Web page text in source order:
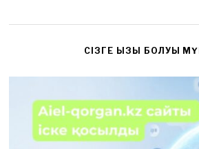
CІЗГЕ ҚЫЗЫҚ БОЛУЫ